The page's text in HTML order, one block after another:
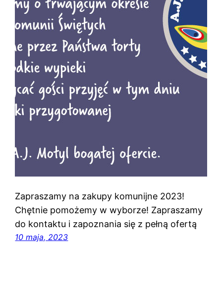
Zapraszamy na zakupy komunijne 2023!
Chętnie pomożemy w wyborze! Zapraszamy
do kontaktu i zapoznania się z pełną ofertą
10 maja, 2023